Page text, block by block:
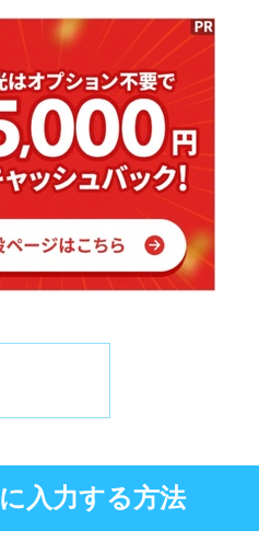
入力する方法